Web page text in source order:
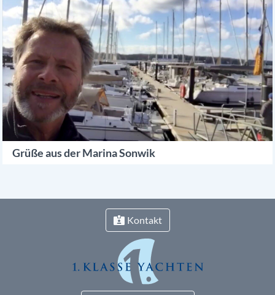
Grüße aus der Marina Sonwik
Kontakt